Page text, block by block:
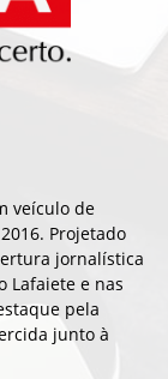
veículo de
Projetado
jornalística
Lafaiete e nas
pela
junto à